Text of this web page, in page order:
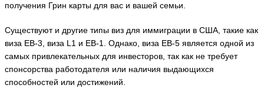
получения Грин карты для вас и вашей семьи.
Существуют и другие типы виз для иммиграции в США, такие как
виза EB-3, виза L1 и EB-1. Однако, виза EB-5 является одной из
самых привлекательных для инвесторов, так как не требует
спонсорства работодателя или наличия выдающихся
способностей или достижений.